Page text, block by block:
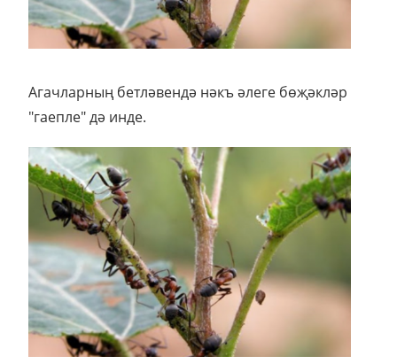
Агачларның бетләвендә нәкъ әлеге бөҗәкләр
"гаепле" дә инде.